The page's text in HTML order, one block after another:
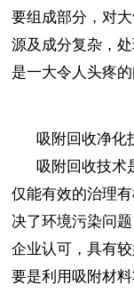
要组成部分，对
源及成分复杂，
是一大令人头疼
吸附回收净化
吸附回收技术
仅能有效的治理
决了环境污染问
企业认可，具有
要是利用吸附材